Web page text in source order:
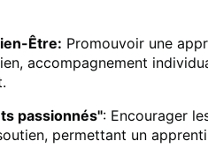
Être: Promouvoir une
accompagnement
passionnés": Encourager
permettant un